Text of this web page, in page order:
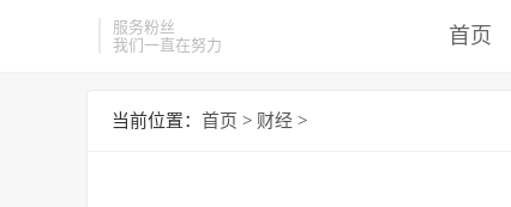
服务粉丝
我们一直在努力
首页
当前位置： 首页 > 财经 >